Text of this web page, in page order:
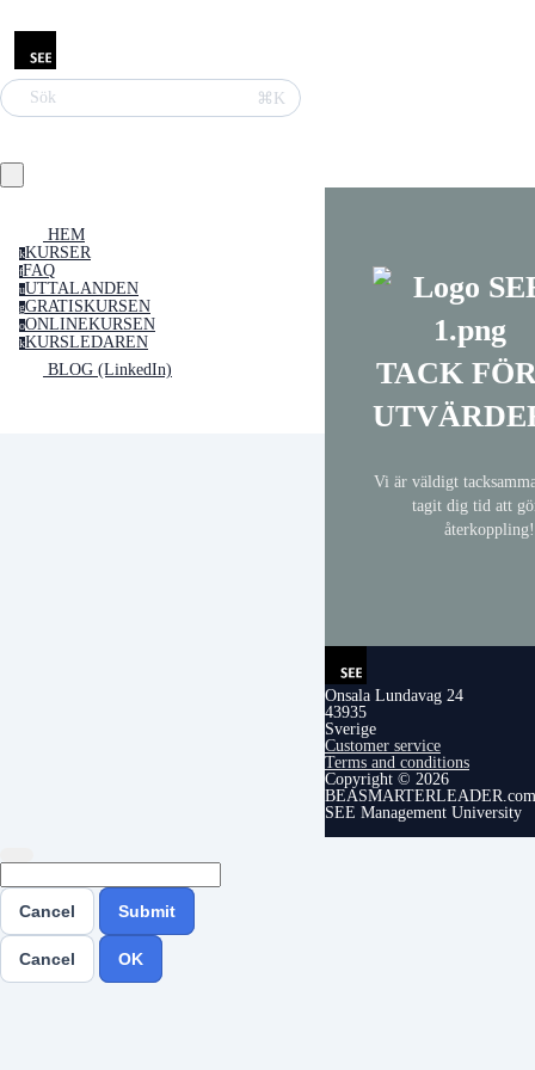
Sök ⌘K
HEM
kKURSER
fFAQ
uUTTALANDEN
gGRATISKURSEN
oONLINEKURSEN
kKURSLEDAREN
BLOG (LinkedIn)
TACK
Vi är väldigt
tagit dig tid att
återkoppling!
Onsala Lundavag 24
43935
Sverige
Customer service
Terms and conditions
Copyright © 2026
SEE Management University
Cancel Submit
Cancel OK